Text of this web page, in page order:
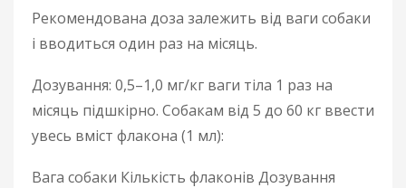
Рекомендована доза залежить від ваги собаки
і вводиться один раз на місяць.
Дозування: 0,5–1,0 мг/кг ваги тіла 1 раз на
місяць підшкірно. Собакам від 5 до 60 кг ввести
увесь вміст флакона (1 мл):
Вага собаки Кількість флаконів Дозування